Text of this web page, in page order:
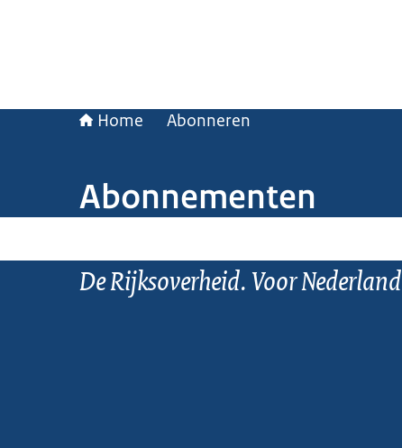
Home Abonneren
Abonnementen
De Rijksoverheid. Voor Nederland